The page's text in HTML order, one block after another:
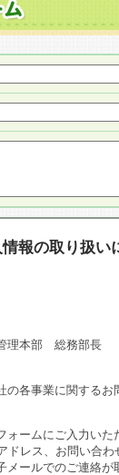
情報の取り扱い
理本部 総務部長
各事業に関するお
ームにご入力いた
ドレス、お問い合わ
メールでのご連絡が